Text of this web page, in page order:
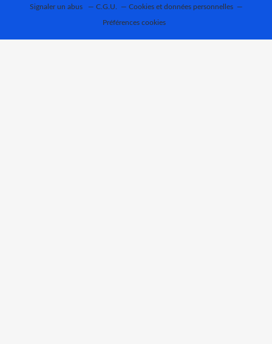
Signaler un abus C.G.U. Cookies et données personnelles
Préférences cookies